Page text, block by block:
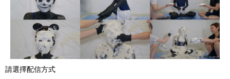
請選擇配信方式